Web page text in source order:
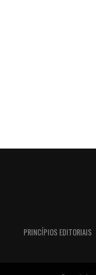
PRINCÍPIOS EDITORIAIS